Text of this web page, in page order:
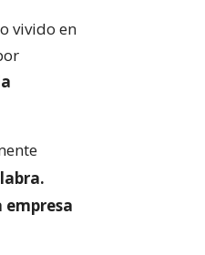
vivido en